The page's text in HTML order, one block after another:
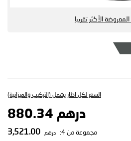
الأكثر تقريبا
السعر لكل اطار يشمل (التركيب والميزانية)
درهم 880.34
مجموعة من 4: درهم